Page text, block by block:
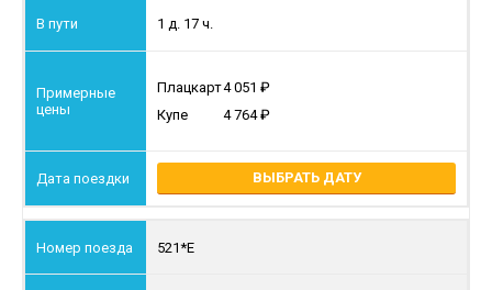
1 д. 17 ч.
Плацкарт4 051
Купе
4 764
ВЫБРАТЬ ДАТУ
521*Е